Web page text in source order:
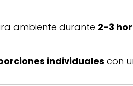
ambiente durante 2-3
individuales con